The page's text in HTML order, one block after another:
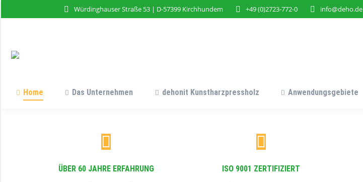
Würdinghauser Straße 53 | D-57399 Kirchhundem +49 (0)2723-772-0 info@deho.de
Home Das Unternehmen dehonit Kunstharzpressholz Anwendungsgebiete
ÜBER 60 JAHRE ERFAHRUNG ISO 9001 ZERTIFIZIERT